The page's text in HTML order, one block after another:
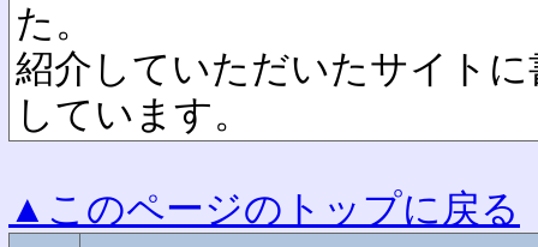
た。
紹介していただいたサイト
しています。
▲このページのトップに戻る